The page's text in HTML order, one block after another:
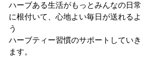
ハーブある生活がもっとみんなの日常
に根付いて、心地よい毎日が送れるよ
う
ハーブティー習慣のサポートしていき
ます。